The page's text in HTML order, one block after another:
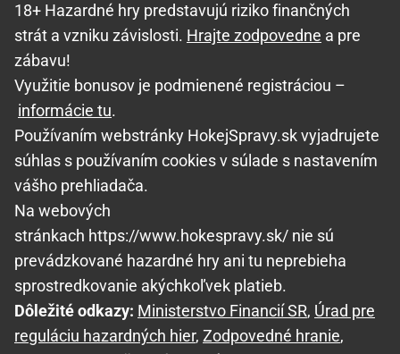
18+ Hazardné hry predstavujú riziko finančných
strát a vzniku závislosti. Hrajte zodpovedne a pre
zábavu!
Využitie bonusov je podmienené registráciou –
informácie tu.
Používaním webstránky HokejSpravy.sk vyjadrujete
súhlas s používaním cookies v súlade s nastavením
vášho prehliadača.
Na webových
stránkach https://www.hokespravy.sk/ nie sú
prevádzkované hazardné hry ani tu neprebieha
sprostredkovanie akýchkoľvek platieb.
Dôležité odkazy: Ministerstvo Financií SR, Úrad pre
reguláciu hazardných hier, Zodpovedné hranie,